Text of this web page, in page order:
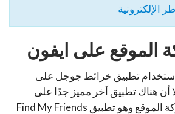
الإلكترونية
الموقع على ايفون
استخدام تطبيق خرائط جوجل على
أن هناك تطبيق آخر مميز جدًا على
هواتف الايفون لمشاركة الموقع وهو تطبيق Find My Friends